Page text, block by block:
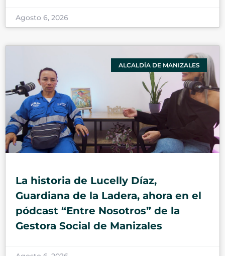
Agosto 6, 2026
ALCALDÍA DE MANIZALES
La historia de Lucelly Díaz,
Guardiana de la Ladera, ahora en el
pódcast “Entre Nosotros” de la
Gestora Social de Manizales